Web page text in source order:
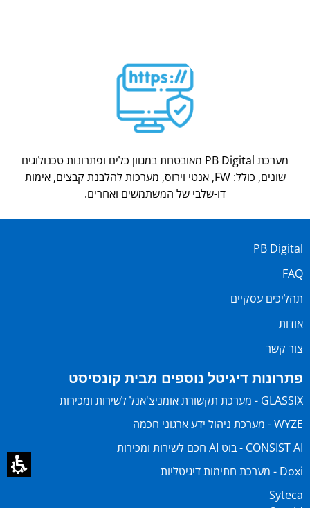
מערכת PB Digital מאובטחת במגוון כלים ופתרונות טכנולוגים
שונים, כולל: FW, אנטי וירוס, מערכות להלבנת קבצים, אימות
דו-שלבי של המשתמשים ואחרים.
PB Digital
FAQ
תהליכים עסקיים
אודות
צור קשר
פתרונות דיגיטל נוספים מבית קונסיסט
GLASSIX - מערכת תקשורת אומניצ'אנל לשירות ומכירות
WYZE - מערכת ניהול ידע ארגוני חכמה
CONSIST AI - בוט AI חכם לשירות ומכירות
Doxi - מערכת חתימות דיגיטליות
Syteca